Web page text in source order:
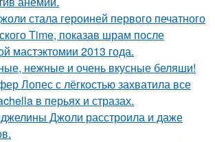
стала героиней первого печатного
Time, показав шрам после
мастэктомии 2013 года.
нежные и очень вкусные беляши!
Лопес с лёгкостью захватила все
в перьях и стразах.
Джоли расстроила и даже